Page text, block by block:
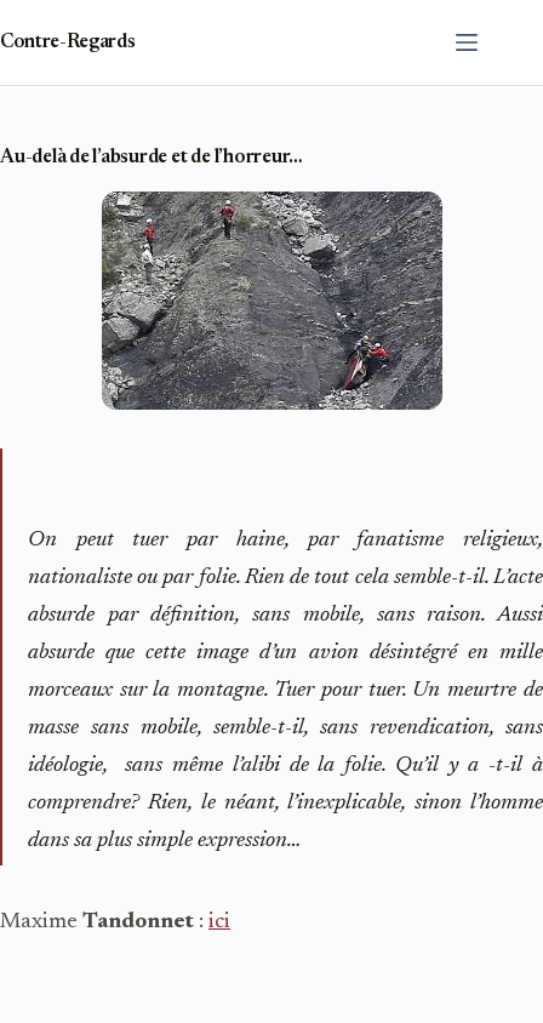
contenu
Contre-Regards
Au-delà de l’absurde et de l’horreur…
On peut tuer par haine, par fanatisme religieux,
nationaliste ou par folie. Rien de tout cela semble-t-il. L’acte
absurde par définition, sans mobile, sans raison. Aussi
absurde que cette image d’un avion désintégré en mille
morceaux sur la montagne. Tuer pour tuer. Un meurtre de
masse sans mobile, semble-t-il, sans revendication, sans
idéologie, sans même l’alibi de la folie. Qu’il y a -t-il à
comprendre? Rien, le néant, l’inexplicable, sinon l’homme
dans sa plus simple expression…
Maxime Tandonnet : ici